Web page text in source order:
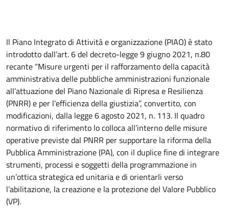
Il Piano Integrato di Attività e organizzazione (PIAO) è stato
introdotto dall’art. 6 del decreto-legge 9 giugno 2021, n.80
recante “Misure urgenti per il rafforzamento della capacità
amministrativa delle pubbliche amministrazioni funzionale
all’attuazione del Piano Nazionale di Ripresa e Resilienza
(PNRR) e per l’efficienza della giustizia”, convertito, con
modificazioni, dalla legge 6 agosto 2021, n. 113. Il quadro
normativo di riferimento lo colloca all’interno delle misure
operative previste dal PNRR per supportare la riforma della
Pubblica Amministrazione (PA), con il duplice fine di integrare
strumenti, processi e soggetti della programmazione in
un’ottica strategica ed unitaria e di orientarli verso
l’abilitazione, la creazione e la protezione del Valore Pubblico
(VP).